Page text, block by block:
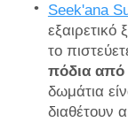
Seek'ana
εξαιρετικό
το
πόδια από
δωμάτια
διαθέτουν